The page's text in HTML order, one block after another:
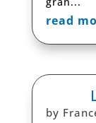
read
by